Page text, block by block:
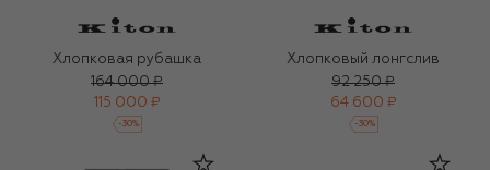
Хлопковая рубашка
164 000 ₽
115 000 ₽
-30%
Хлопковый лонгслив
92 250 ₽
64 600 ₽
-30%